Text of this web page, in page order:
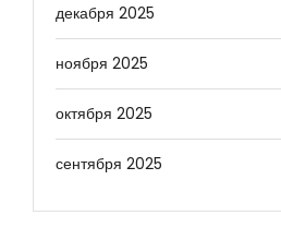
декабря 2025
ноября 2025
октября 2025
сентября 2025